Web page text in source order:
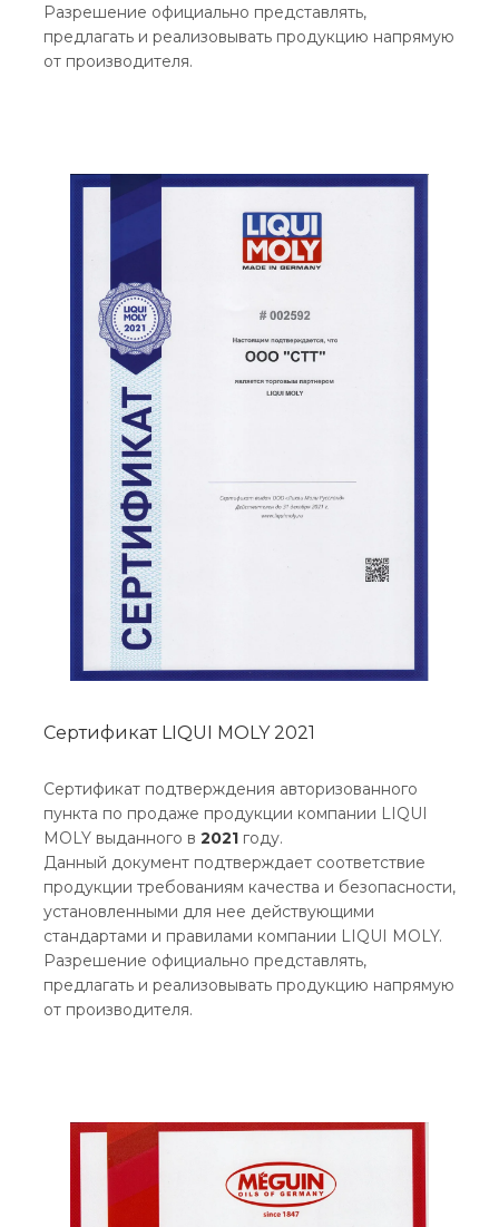
Разрешение официально представлять,
предлагать и реализовывать продукцию напрямую
от производителя.
Сертификат LIQUI MOLY 2021
Сертификат подтверждения авторизованного
пункта по продаже продукции компании LIQUI
MOLY выданного в 2021 году.
Данный документ подтверждает соответствие
продукции требованиям качества и безопасности,
установленными для нее действующими
стандартами и правилами компании LIQUI MOLY.
Разрешение официально представлять,
предлагать и реализовывать продукцию напрямую
от производителя.